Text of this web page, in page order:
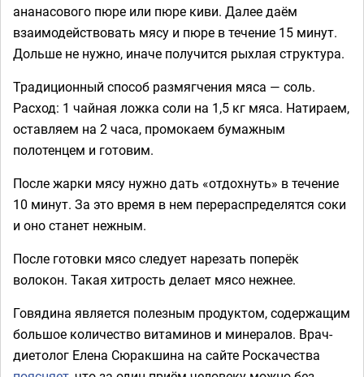
ананасового пюре или пюре киви. Далее даём
взаимодействовать мясу и пюре в течение 15 минут.
Дольше не нужно, иначе получится рыхлая структура.
Традиционный способ размягчения мяса — соль.
Расход: 1 чайная ложка соли на 1,5 кг мяса. Натираем,
оставляем на 2 часа, промокаем бумажным
полотенцем и готовим.
После жарки мясу нужно дать «отдохнуть» в течение
10 минут. За это время в нем перераспределятся соки
и оно станет нежным.
После готовки мясо следует нарезать поперёк
волокон. Такая хитрость делает мясо нежнее.
Говядина является полезным продуктом, содержащим
большое количество витаминов и минералов. Врач-
диетолог Елена Сюракшина на сайте Роскачества